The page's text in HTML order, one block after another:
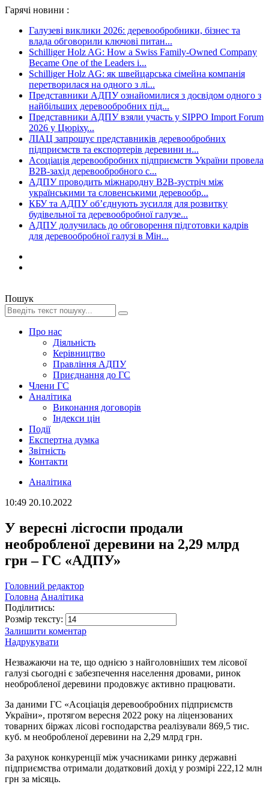
Гарячі новини :
Галузеві виклики 2026: деревообробники, бізнес та
влада обговорили ключові питан...
Schilliger Holz AG: How a Swiss Family-Owned Company
Became One of the Leaders i...
Schilliger Holz AG: як швейцарська сімейна компанія
перетворилася на одного з лі...
Представники АДПУ ознайомилися з досвідом одного з
найбільших деревообробних під...
Представники АДПУ взяли участь у SIPPO Import Forum
2026 у Цюріху...
ЛІАЦ запрошує представників деревообробних
підприємств та експортерів деревини н...
Асоціація деревообробних підприємств України провела
B2B-захід деревообробного с...
АДПУ проводить міжнародну B2B-зустріч між
українськими та словенськими деревообр...
КБУ та АДПУ об’єднують зусилля для розвитку
будівельної та деревообробної галузе...
АДПУ долучилась до обговорення підготовки кадрів
для деревообробної галузі в Мін...
Пошук
Про нас
Діяльність
Керівництво
Правління АДПУ
Приєднання до ГС
Члени ГС
Аналітика
Виконання договорів
Індекси цін
Події
Експертна думка
Звітність
Контакти
Аналітика
10:49 20.10.2022
У вересні лісгоспи продали
необробленої деревини на 2,29 млрд
грн – ГС «АДПУ»
Головний редактор
Головна Аналітика
Поділитись:
Розмір тексту:
Залишити коментар
Надрукувати
Незважаючи на те, що однією з найголовніших тем лісової
галузі сьогодні є забезпечення населення дровами, ринок
необробленої деревини продовжує активно працювати.
За даними ГС «Асоціація деревообробних підприємств
України», протягом вересня 2022 року на ліцензованих
товарних біржах лісові господарства реалізували 869,5 тис.
куб. м необробленої деревини на 2,29 млрд грн.
За рахунок конкуренції між учасниками ринку державні
підприємства отримали додатковий дохід у розмірі 222,12 млн
грн за місяць.